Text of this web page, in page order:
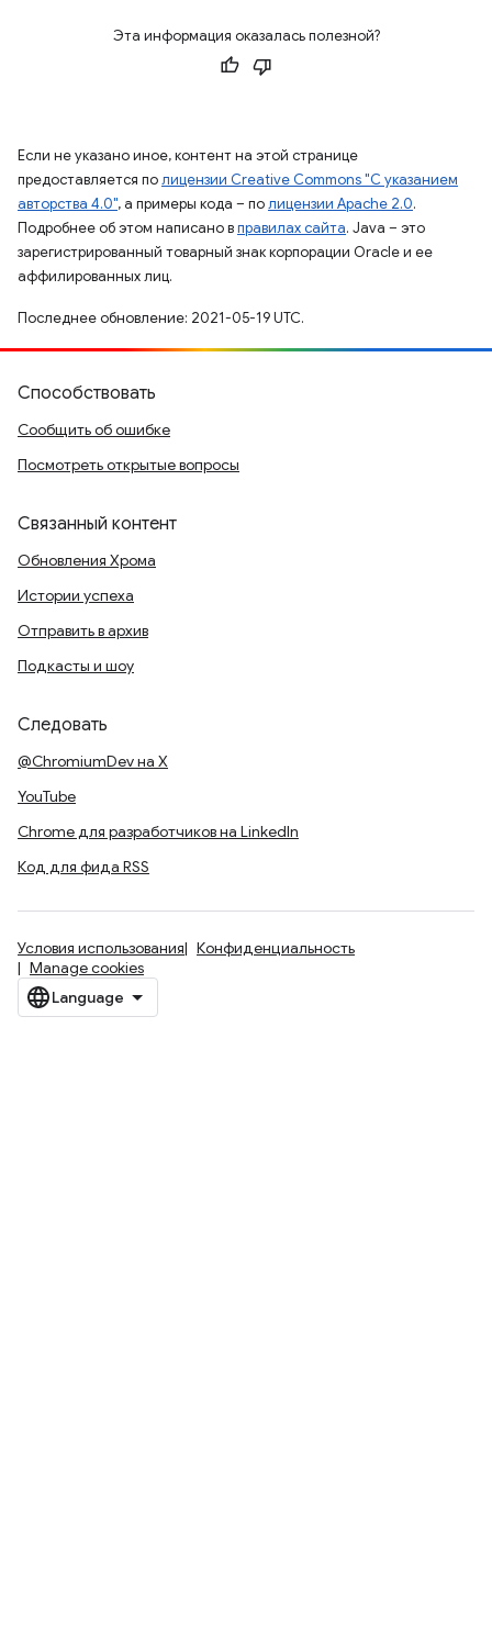
Эта информация оказалась полезной?
Если не указано иное, контент на этой странице
предоставляется полицензии Creative Commons "С указанием
авторства 4.0", а примеры кода – полицензии Apache 2.0.
Подробнее об этом написано вправилах сайта. Java – это
зарегистрированный товарный знак корпорации Oracle и ее
аффилированных лиц.
Последнее обновление: 2021-05-19 UTC.
Способствовать
Сообщить об ошибке
Посмотреть открытые вопросы
Связанный контент
Обновления Хрома
Истории успеха
Отправить в архив
Подкасты и шоу
Следовать
@ChromiumDev на X
YouTube
Chrome для разработчиков на LinkedIn
Код для фида RSS
Условия использования
Конфиденциальность
Manage cookies